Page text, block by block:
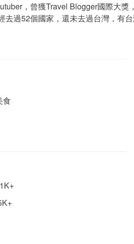
，曾獲Travel Blogger國際大
去過52個國家，還未去過台灣，有